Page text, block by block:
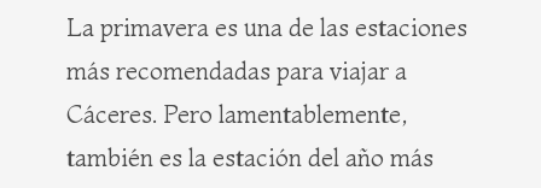
La primavera es una de las estaciones
más recomendadas para viajar a
Cáceres. Pero lamentablemente,
también es la estación del año más